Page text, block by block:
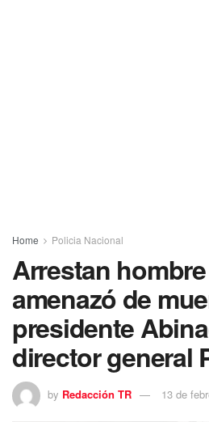
Home Policia Nacional
Arrestan
amenazó de
presidente
director general
by Redacción TR 13 de